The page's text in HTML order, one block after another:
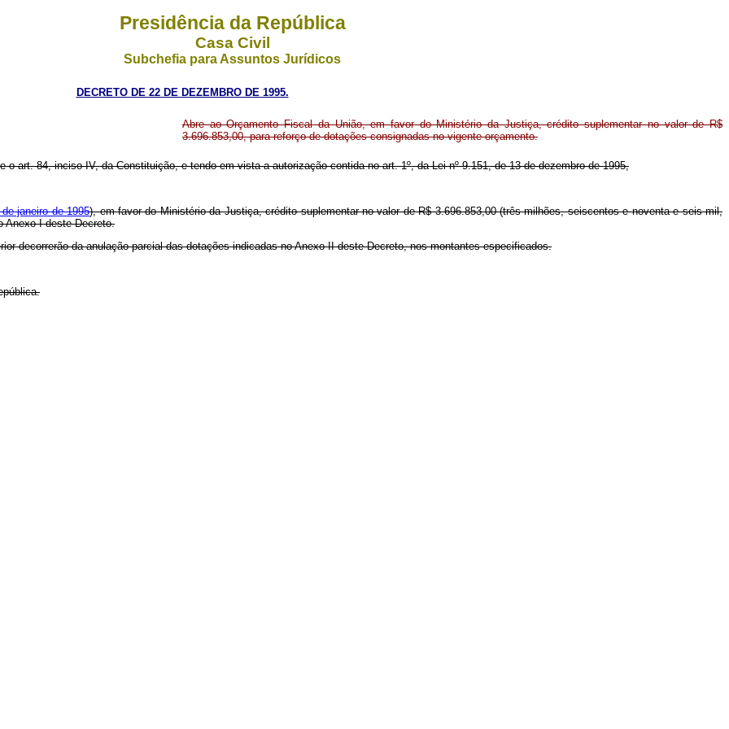
Presidência da República
Casa Civil
Subchefia para Assuntos Jurídicos
DECRETO DE 22 DE DEZEMBRO DE 1995.
Abre ao Orçamento Fiscal da União, em favor do Ministério da Justiça, crédito suplementar no valor de R$
3.696.853,00, para reforço de dotações consignadas no vigente orçamento.
o art. 84, inciso IV, da Constituição, e tendo em vista a autorização contida no art. 1º, da Lei nº 9.151, de 13 de dezembro de 1995,
janeiro de 1995), em favor do Ministério da Justiça, crédito suplementar no valor de R$ 3.696.853,00 (três milhões, seiscentos e noventa e seis mil,
Anexo I deste Decreto.
decorrerão da anulação parcial das dotações indicadas no Anexo II deste Decreto, nos montantes especificados.